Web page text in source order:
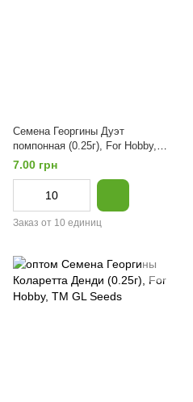
Семена Георгины Дуэт
помпонная (0.25г), For Hobby,
TM GL Seeds
7.00 грн
Заказ от 10 единиц